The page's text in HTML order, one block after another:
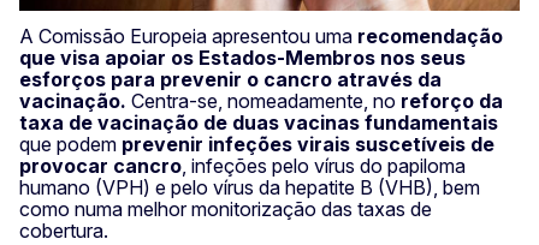
A Comissão Europeia apresentou uma recomendação
que visa apoiar os Estados-Membros nos seus
esforços para prevenir o cancro através da
vacinação. Centra-se, nomeadamente, no reforço da
taxa de vacinação de duas vacinas fundamentais
que podem prevenir infeções virais suscetíveis de
provocar cancro, infeções pelo vírus do papiloma
humano (VPH) e pelo vírus da hepatite B (VHB), bem
como numa melhor monitorização das taxas de
cobertura.